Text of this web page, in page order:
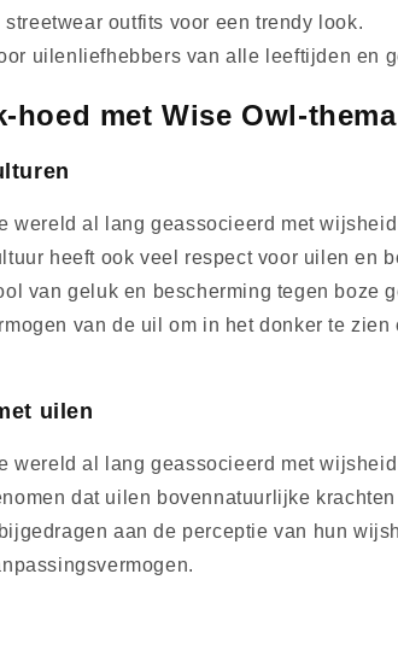
outfits voor een trendy look.
uilenliefhebbers van alle leeftijden en
hoed met Wise Owl-thema
al lang geassocieerd met
heeft ook veel respect voor uilen en
van geluk en bescherming tegen
van de uil om in het donker te
uilen
al lang geassocieerd met
dat uilen bovennatuurlijke
aan de perceptie van hun